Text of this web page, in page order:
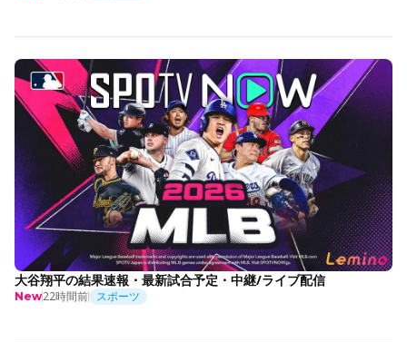
大谷翔平の結果速報・最新試合予定・中継/ライブ配信
New22時間前 スポーツ